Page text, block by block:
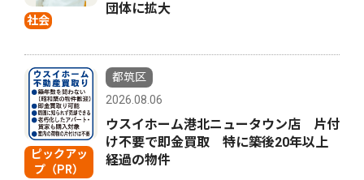
社会
団体に拡大
ピックアッ
プ（PR）
都筑区
2026.08.06
ウスイホーム港北ニュータウン店 片付
け不要で即金買取 特に築後20年以上
経過の物件